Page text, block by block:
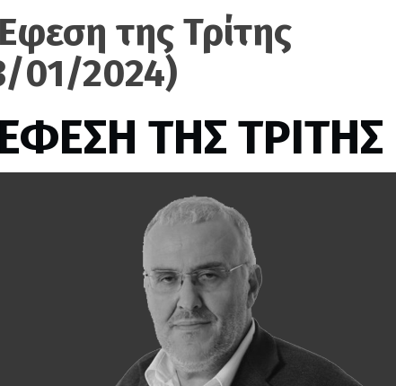
της Τρίτης
01/2024)
ΤΗΣ ΤΡΙΤΗΣ